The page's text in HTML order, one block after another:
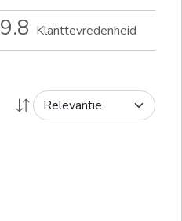
9.8 Klanttevredenheid